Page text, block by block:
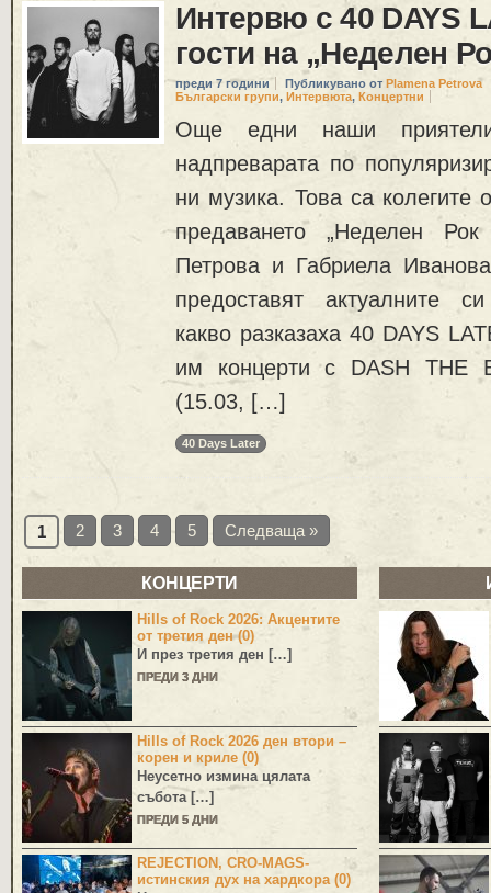
Интервю с 40 DAYS
гости на „Неделен
преди 7 години Публикувано от Plamena Petrova
Български групи, Интервюта, Концертни
Още едни наши
надпреварата по
ни музика. Това са колегите
предаването „Неделен
Петрова и Габриела
предоставят актуалните
какво разказаха 40 DAYS
им концерти с DASH THE
(15.03, […]
40 Days Later
1 2 3 4 5 Следваща »
КОНЦЕРТИ
Hills of Rock 2026: Акцентите
от третия ден (0)
И през третия ден […]
ПРЕДИ 3 ДНИ
Hills of Rock 2026 ден втори –
корен и криле (0)
Неусетно измина цялата
събота […]
ПРЕДИ 5 ДНИ
REJECTION, CRO-MAGS-
истинския дух на хардкора (0)